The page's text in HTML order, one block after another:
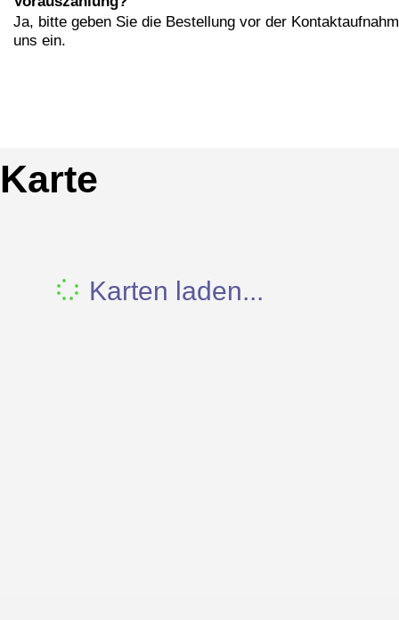
Ja, bitte geben Sie die Bestellung vor der
uns ein.
Karte
Karten laden...